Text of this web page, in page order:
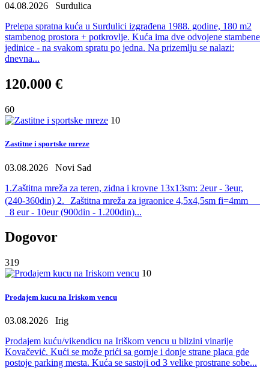
04.08.2026
Surdulica
Prelepa spratna kuća u Surdulici izgrađena 1988. godine, 180 m2
stambenog prostora + potkrovlje. Kuća ima dve odvojene stambene
jedinice - na svakom spratu po jedna. Na prizemlju se nalazi:
dnevna...
120.000 €
60
10
Zastitne i sportske mreze
03.08.2026
Novi Sad
1.Zaštitna mreža za teren, zidna i krovne 13x13sm: 2eur - 3eur,
(240-360din) 2. Zaštitna mreža za igraonice 4,5x4,5sm fi=4mm
8 eur - 10eur (900din - 1.200din)...
Dogovor
319
10
Prodajem kucu na Iriskom vencu
03.08.2026
Irig
Prodajem kuću/vikendicu na Iriškom vencu u blizini vinarije
Kovačević. Kući se može prići sa gornje i donje strane placa gde
postoje parking mesta. Kuća se sastoji od 3 velike prostrane sobe...